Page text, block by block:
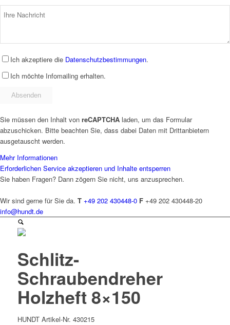
Ich akzeptiere die Datenschutzbestimmungen.
Ich möchte Infomailing erhalten.
Sie müssen den Inhalt von reCAPTCHA laden, um das Formular
abzuschicken. Bitte beachten Sie, dass dabei Daten mit Drittanbietern
ausgetauscht werden.
Mehr Informationen
Erforderlichen Service akzeptieren und Inhalte entsperren
Sie haben Fragen? Dann zögern Sie nicht, uns anzusprechen.
Wir sind gerne für Sie da. T +49 202 430448-0 F +49 202 430448-20
info@hundt.de
Schlitz-
Schraubendreher
Holzheft 8×150
HUNDT Artikel-Nr. 430215